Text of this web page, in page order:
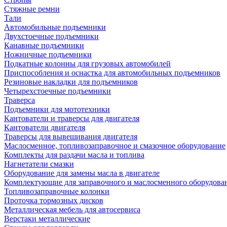
Стяжные ремни
Тали
Автомобильные подъемники
Двухстоечные подъемники
Канавные подъемники
Ножничные подъемники
Подкатные колонны для грузовых автомобилей
Приспособления и оснастка для автомобильных подъемников
Резиновые накладки для подъемников
Четырехстоечные подъемники
Траверса
Подъемники для мототехники
Кантователи и траверсы для двигателя
Кантователи двигателя
Траверсы для вывешивания двигателя
Маслосменное, топливозаправочное и смазочное оборудование
Комплекты для раздачи масла и топлива
Нагнетатели смазки
Оборудование для замены масла в двигателе
Комплектующие для заправочного и маслосменного
Топливозаправочные колонки
Проточка тормозных дисков
Металлическая мебель для автосервиса
Верстаки металлические